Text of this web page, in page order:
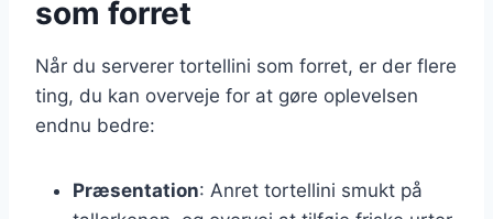
som forret
Når du serverer tortellini som forret, er der flere
ting, du kan overveje for at gøre oplevelsen
endnu bedre:
Præsentation: Anret tortellini smukt på